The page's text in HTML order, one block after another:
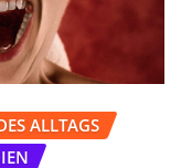
ALLTAGS